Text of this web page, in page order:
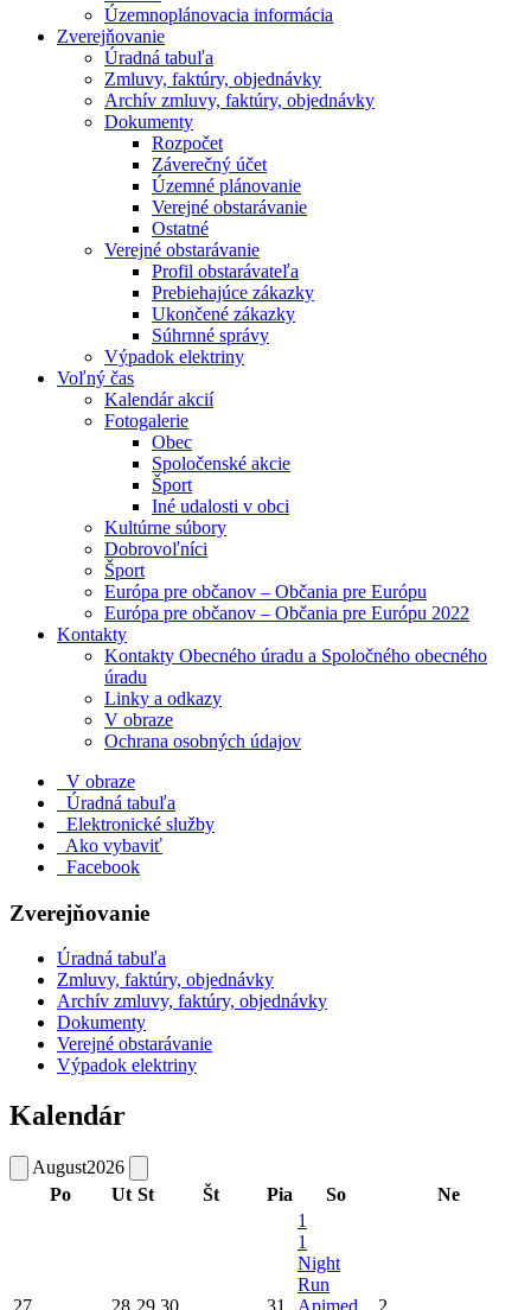
Územnoplánovacia informácia
Zverejňovanie
Úradná tabuľa
Zmluvy, faktúry, objednávky
Archív zmluvy, faktúry, objednávky
Dokumenty
Rozpočet
Záverečný účet
Územné plánovanie
Verejné obstarávanie
Ostatné
Verejné obstarávanie
Profil obstarávateľa
Prebiehajúce zákazky
Ukončené zákazky
Súhrnné správy
Výpadok elektriny
Voľný čas
Kalendár akcií
Fotogalerie
Obec
Spoločenské akcie
Šport
Iné udalosti v obci
Kultúrne súbory
Dobrovoľníci
Šport
Európa pre občanov – Občania pre Európu
Európa pre občanov – Občania pre Európu 2022
Kontakty
Kontakty Obecného úradu a Spoločného obecného
úradu
Linky a odkazy
V obraze
Ochrana osobných údajov
V obraze
Úradná tabuľa
Elektronické služby
Ako vybaviť
Facebook
Zverejňovanie
Úradná tabuľa
Zmluvy, faktúry, objednávky
Archív zmluvy, faktúry, objednávky
Dokumenty
Verejné obstarávanie
Výpadok elektriny
Kalendár
August2026
Po
Ut St Št Pia So Ne
1
1
Night
Run